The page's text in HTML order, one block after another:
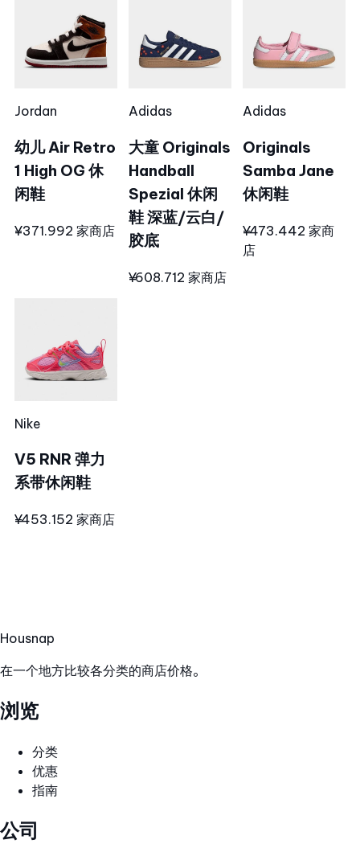
Jordan
幼儿 Air Retro
1 High OG 休
闲鞋
¥371.992 家商店
Adidas
大童 Originals
Handball
Spezial 休闲
鞋 深蓝/云白/
胶底
¥608.712 家商店
Adidas
Originals
Samba Jane
休闲鞋
¥473.442 家商
店
Nike
V5 RNR 弹力
系带休闲鞋
¥453.152 家商店
Housnap
在一个地方比较各分类的商店价格。
浏览
分类
优惠
指南
公司